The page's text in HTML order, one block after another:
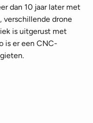
dan 10 jaar later met
verschillende drone
is uitgerust met
is er een CNC-